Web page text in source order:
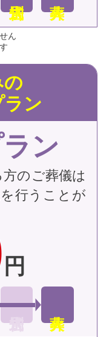
ん
の
ラン
ン
円
のご葬儀は
行うことが